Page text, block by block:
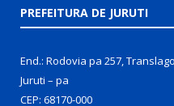
PREFEITURA DE JURUTI
End.: Rodovia pa 257,
Juruti – pa
CEP: 68170-000